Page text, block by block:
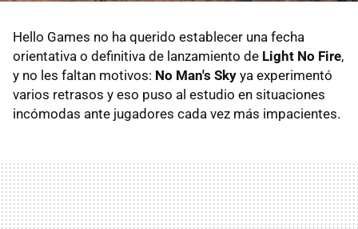
Hello Games no ha querido establecer una fecha
orientativa o definitiva de lanzamiento de Light No Fire,
y no les faltan motivos: No Man's Sky ya experimentó
varios retrasos y eso puso al estudio en situaciones
incómodas ante jugadores cada vez más impacientes.